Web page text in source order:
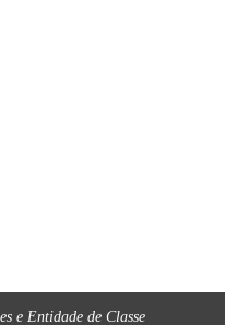
e Entidade de Classe